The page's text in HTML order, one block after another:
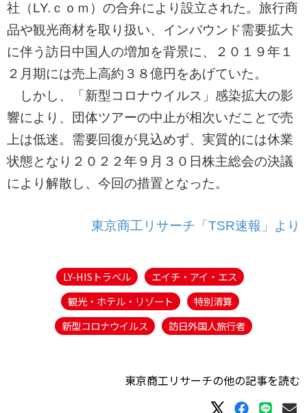
社（LY.ｃｏｍ）の合弁により設立された。旅行商
品や観光商材を取り扱い、インバウンド需要拡大
に伴う訪日中国人の増加を背景に、２０１９年１
２月期には売上高約３８億円をあげていた。
しかし、「新型コロナウイルス」感染拡大の影
響により、団体ツアーの中止が相次いだことで売
上は低迷。需要回復が見込めず、実質的には休業
状態となり２０２２年９月３０日株主総会の決議
により解散し、今回の措置となった。
東京商工リサーチ「TSR速報」より
LY-HISトラベル
エイチ・アイ・エス
観光・ホテル・リゾート
特別清算
新型コロナウイルス
訪日外国人旅行者
東京商工リサーチの他の記事を読む